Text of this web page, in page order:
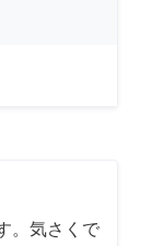
。気さくで